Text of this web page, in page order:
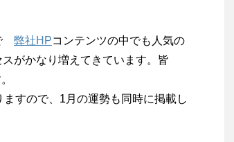
弊社HPコンテンツの中でも人気の
がかなり増えてきています。皆
すので、1月の運勢も同時に掲載し